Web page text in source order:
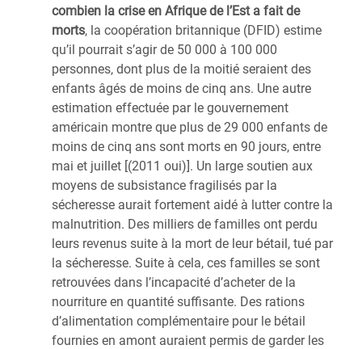
combien la crise en Afrique de l’Est a fait de
morts, la coopération britannique (DFID) estime
qu’il pourrait s’agir de 50 000 à 100 000
personnes, dont plus de la moitié seraient des
enfants âgés de moins de cinq ans. Une autre
estimation effectuée par le gouvernement
américain montre que plus de 29 000 enfants de
moins de cinq ans sont morts en 90 jours, entre
mai et juillet [(2011 oui)]. Un large soutien aux
moyens de subsistance fragilisés par la
sécheresse aurait fortement aidé à lutter contre la
malnutrition. Des milliers de familles ont perdu
leurs revenus suite à la mort de leur bétail, tué par
la sécheresse. Suite à cela, ces familles se sont
retrouvées dans l’incapacité d’acheter de la
nourriture en quantité suffisante. Des rations
d’alimentation complémentaire pour le bétail
fournies en amont auraient permis de garder les